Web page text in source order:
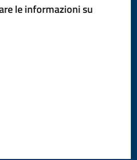
le informazioni su